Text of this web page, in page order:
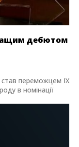
дебютом
переможцем IX
в номінації